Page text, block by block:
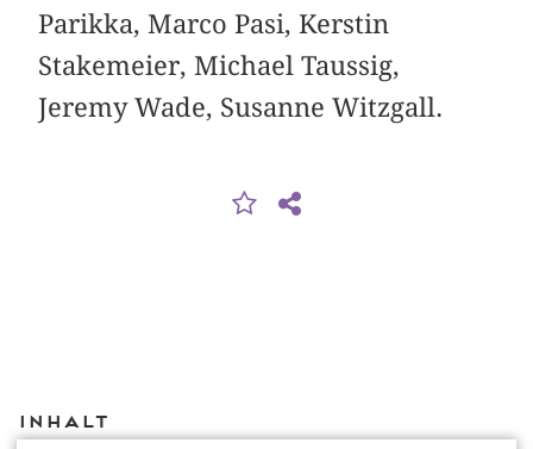
Parikka, Marco Pasi, Kerstin
Stakemeier, Michael Taussig,
Jeremy Wade, Susanne Witzgall.
Inhalt